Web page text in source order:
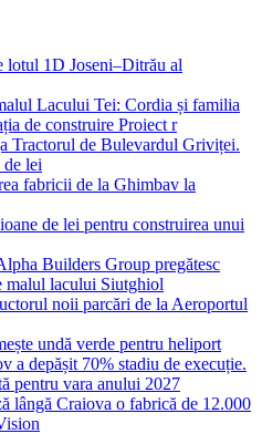
lotul 1D Joseni–Ditrău al
Lacului Tei: Cordia și familia
de construire Proiect r
Tractorul de Bulevardul Griviței.
lei
fabricii de la Ghimbav la
de lei pentru construirea unui
Builders Group pregătesc
malul lacului Siutghiol
noii parcări de la Aeroportul
undă verde pentru heliport
a depășit 70% stadiu de execuție.
pentru vara anului 2027
lângă Craiova o fabrică de 12.000